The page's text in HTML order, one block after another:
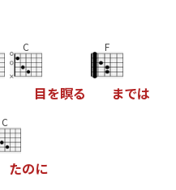
C
目を瞑る
F
までは
C
たのに